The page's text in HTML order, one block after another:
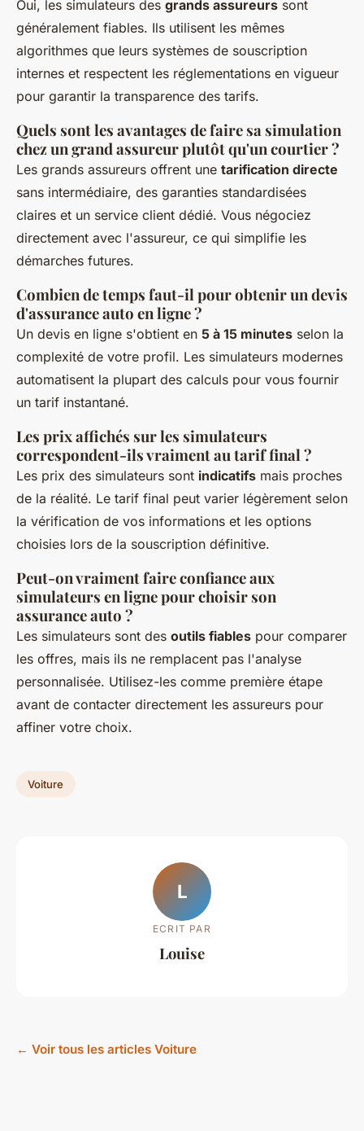
Oui, les simulateurs des grands assureurs sont
généralement fiables. Ils utilisent les mêmes
algorithmes que leurs systèmes de souscription
internes et respectent les réglementations en vigueur
pour garantir la transparence des tarifs.
Quels sont les avantages de faire sa simulation
chez un grand assureur plutôt qu'un courtier ?
Les grands assureurs offrent une tarification directe
sans intermédiaire, des garanties standardisées
claires et un service client dédié. Vous négociez
directement avec l'assureur, ce qui simplifie les
démarches futures.
Combien de temps faut-il pour obtenir un devis
d'assurance auto en ligne ?
Un devis en ligne s'obtient en 5 à 15 minutes selon la
complexité de votre profil. Les simulateurs modernes
automatisent la plupart des calculs pour vous fournir
un tarif instantané.
Les prix affichés sur les simulateurs
correspondent-ils vraiment au tarif final ?
Les prix des simulateurs sont indicatifs mais proches
de la réalité. Le tarif final peut varier légèrement selon
la vérification de vos informations et les options
choisies lors de la souscription définitive.
Peut-on vraiment faire confiance aux
simulateurs en ligne pour choisir son
assurance auto ?
Les simulateurs sont des outils fiables pour comparer
les offres, mais ils ne remplacent pas l'analyse
personnalisée. Utilisez-les comme première étape
avant de contacter directement les assureurs pour
affiner votre choix.
Voiture
L
ECRIT PAR
Louise
← Voir tous les articles Voiture